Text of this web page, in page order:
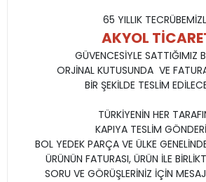
65 YILLIK
AKYOL
GÜVENCESİYLE SATTIĞIMIZ
ORJİNAL KUTUSUNDA VE
BİR ŞEKİLDE TESLİM
TÜRKİYENİN HER
KAPIYA TESLİM
BOL YEDEK PARÇA VE ÜLKE
ÜRÜNÜN FATURASI, ÜRÜN İLE
SORU VE GÖRÜŞLERİNİZ İÇİN